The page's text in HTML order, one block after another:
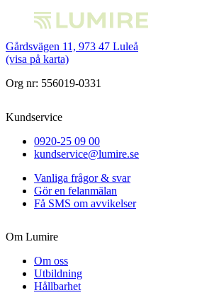
Gårdsvägen 11, 973 47 Luleå
(visa på karta)
Org nr: 556019-0331
Kundservice
0920-25 09 00
kundservice@lumire.se
Vanliga frågor & svar
Gör en felanmälan
Få SMS om avvikelser
Om Lumire
Om oss
Utbildning
Hållbarhet